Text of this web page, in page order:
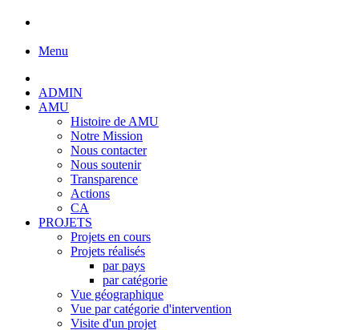
Menu
ADMIN
AMU
Histoire de AMU
Notre Mission
Nous contacter
Nous soutenir
Transparence
Actions
CA
PROJETS
Projets en cours
Projets réalisés
par pays
par catégorie
Vue géographique
Vue par catégorie d'intervention
Visite d'un projet